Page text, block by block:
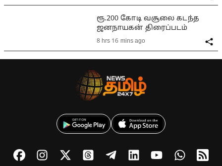
ரூ.200 கோடி வசூலை கடந்த
ஜனநாயகன் திரைப்படம்
8 hrs 16 mins ago